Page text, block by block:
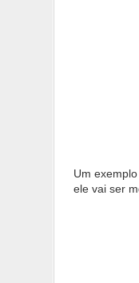
Um
ele vai ser